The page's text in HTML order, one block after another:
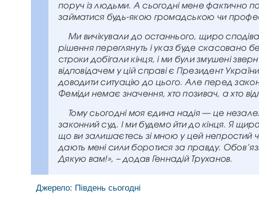
поруч із людьми. А сьогодні мене фактично
займатися будь-якою громадською чи
Ми вичікували до останнього, щиро
рішення переглянуть і указ буде скасовано
строки добігали кінця, і ми були змушені
відповідачем у цій справі є Президент
доводити ситуацію до цього. Але перед
Феміди немає значення, хто позивач, а хто
Тому сьогодні моя єдина надія — це
законний суд. І ми будемо йти до кінця. Я
що ви залишаєтесь зі мною у цей непростий
дають мені сили боротися за правду.
Дякую вам!», – додав Геннадій Труханов.
Джерело: Південь сьогодні